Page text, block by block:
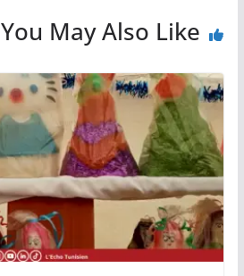
You May Also Like